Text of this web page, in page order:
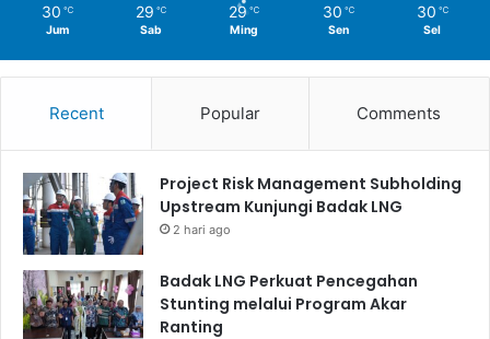
30 ℃
Jum
29 ℃
Sab
29 ℃
Ming
30 ℃
Sen
30 ℃
Sel
Recent Popular Comments
Project Risk Management Subholding
Upstream Kunjungi Badak LNG
2 hari ago
Badak LNG Perkuat Pencegahan
Stunting melalui Program Akar
Ranting